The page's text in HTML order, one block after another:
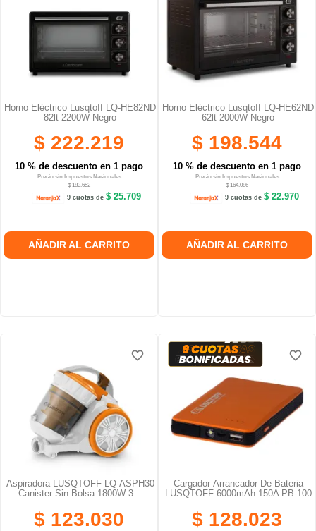
Horno Eléctrico Lusqtoff LQ-HE82ND
82lt 2200W Negro
$ 222.219
10 % de descuento en 1 pago
Precio sin Impuestos Nacionales
$ 183.652
9 cuotas de$ 25.709
AÑADIR AL CARRITO
Horno Eléctrico Lusqtoff LQ-HE62ND
62lt 2000W Negro
$ 198.544
10 % de descuento en 1 pago
Precio sin Impuestos Nacionales
$ 164.086
9 cuotas de$ 22.970
AÑADIR AL CARRITO
Aspiradora LUSQTOFF LQ-ASPH30
Canister Sin Bolsa 1800W 3...
$ 123.030
favorite_border
favorite_border
favorite_border
Cargador-Arrancador De Bateria
LUSQTOFF 6000mAh 150A PB-100
$ 128.023
favorite_border
favorite_border
favorite_border